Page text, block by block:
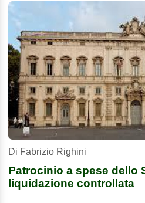
Di Fabrizio Righini
Patrocinio a spese dello
liquidazione controllata